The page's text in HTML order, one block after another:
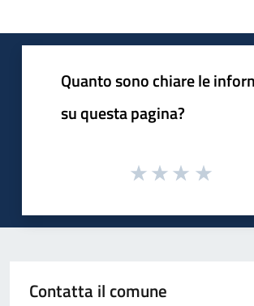
Quanto sono chiare le
su questa pagina?
Contatta il comune